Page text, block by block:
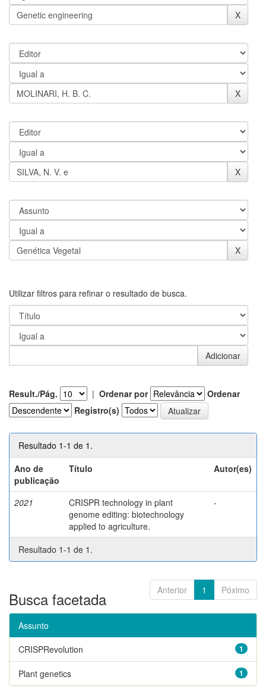
Utilizar filtros para refinar o resultado de busca.
Result./Pág. | Ordenar por
Ordenar
Registro(s)
Resultado 1-1 de 1.
Ano de
publicação
Título Autor(es)
2021
CRISPR technology in plant
genome editing: biotechnology
applied to agriculture.
-
Resultado 1-1 de 1.
Anterior 1 Póximo
Busca facetada
Assunto
1
CRISPRevolution
1
Plant genetics